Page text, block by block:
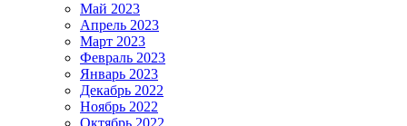
Май 2023
Апрель 2023
Март 2023
Февраль 2023
Январь 2023
Декабрь 2022
Ноябрь 2022
Октябрь 2022